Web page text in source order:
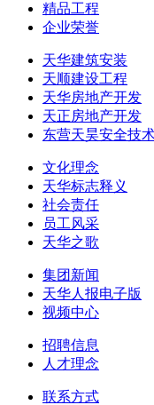
精品工程
企业荣誉
天华建筑安装
天顺建设工程
天华房地产开发
天正房地产开发
东营天昊安全技
文化理念
天华标志释义
社会责任
员工风采
天华之歌
集团新闻
天华人报电子版
视频中心
招聘信息
人才理念
联系方式